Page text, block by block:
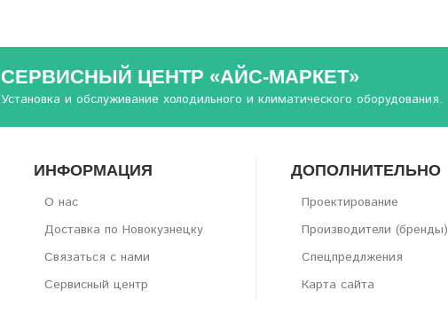
СЕРВИСНЫЙ ЦЕНТР «АЙС-МАРКЕТ»
Установка и обслуживание холодильного и климатического оборудования.
ИНФОРМАЦИЯ
О нас
Доставка по Новокузнецку
Связаться с нами
Сервисный центр
ДОПОЛНИТЕЛЬНО
Проектирование
Производители (бренды)
Спецпредлжения
Карта сайта